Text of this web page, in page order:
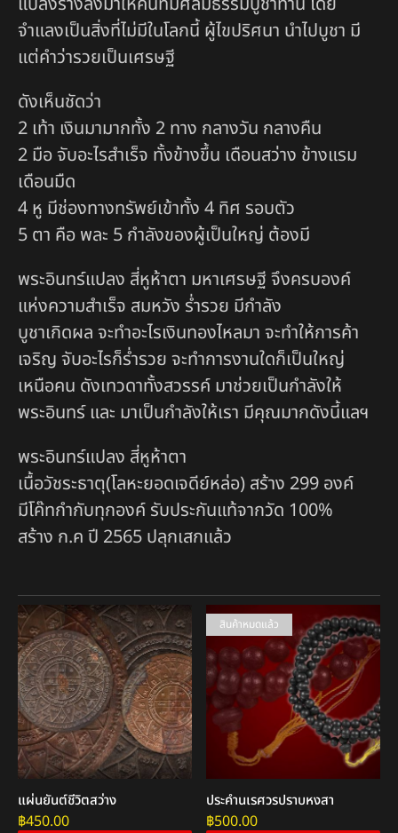
จำแลงเป็นสิ่งที่ไม่มีในโลกนี้ ผู้ไขปริศนา นำไปบูชา มี
แต่คำว่ารวยเป็นเศรษฐี
ดังเห็นชัดว่า
2 เท้า เงินมามากทั้ง 2 ทาง กลางวัน กลางคืน
2 มือ จับอะไรสำเร็จ ทั้งข้างขึ้น เดือนสว่าง ข้างแรม
เดือนมืด
4 หู มีช่องทางทรัพย์เข้าทั้ง 4 ทิศ รอบตัว
5 ตา คือ พละ 5 กำลังของผู้เป็นใหญ่ ต้องมี
พระอินทร์แปลง สี่หูห้าตา มหาเศรษฐี จึงครบองค์
แห่งความสำเร็จ สมหวัง ร่ำรวย มีกำลัง
บูชาเกิดผล จะทำอะไรเงินทองไหลมา จะทำให้การค้า
เจริญ จับอะไรก็ร่ำรวย จะทำการงานใดก็เป็นใหญ่
เหนือคน ดังเทวดาทั้งสวรรค์ มาช่วยเป็นกำลังให้
พระอินทร์ และ มาเป็นกำลังให้เรา มีคุณมากดังนี้แลฯ
พระอินทร์แปลง สี่หูห้าตา
เนื้อวัชระธาตุ(โลหะยอดเจดีย์หล่อ) สร้าง 299 องค์
มีโค๊ทกำกับทุกองค์ รับประกันแท้จากวัด 100%
สร้าง ก.ค ปี 2565 ปลุกเสกแล้ว
แผ่นยันต์ชีวิตสว่าง
฿450.00
สินค้าหมดแล้ว
ประคำนเรศวรปราบหงสา
฿500.00